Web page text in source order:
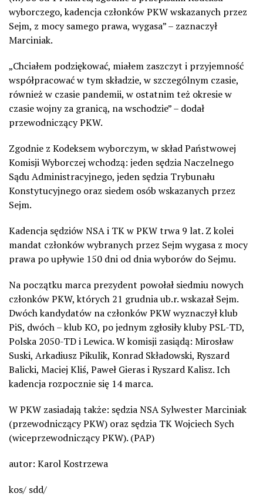
wyborczego, kadencja członków PKW wskazanych przez
Sejm, z mocy samego prawa, wygasa” – zaznaczył
Marciniak.
„Chciałem podziękować, miałem zaszczyt i przyjemność
współpracować w tym składzie, w szczególnym czasie,
również w czasie pandemii, w ostatnim też okresie w
czasie wojny za granicą, na wschodzie” – dodał
przewodniczący PKW.
Zgodnie z Kodeksem wyborczym, w skład Państwowej
Komisji Wyborczej wchodzą: jeden sędzia Naczelnego
Sądu Administracyjnego, jeden sędzia Trybunału
Konstytucyjnego oraz siedem osób wskazanych przez
Sejm.
Kadencja sędziów NSA i TK w PKW trwa 9 lat. Z kolei
mandat członków wybranych przez Sejm wygasa z mocy
prawa po upływie 150 dni od dnia wyborów do Sejmu.
Na początku marca prezydent powołał siedmiu nowych
członków PKW, których 21 grudnia ub.r. wskazał Sejm.
Dwóch kandydatów na członków PKW wyznaczył klub
PiS, dwóch – klub KO, po jednym zgłosiły kluby PSL-TD,
Polska 2050-TD i Lewica. W komisji zasiądą: Mirosław
Suski, Arkadiusz Pikulik, Konrad Składowski, Ryszard
Balicki, Maciej Kliś, Paweł Gieras i Ryszard Kalisz. Ich
kadencja rozpocznie się 14 marca.
W PKW zasiadają także: sędzia NSA Sylwester Marciniak
(przewodniczący PKW) oraz sędzia TK Wojciech Sych
(wiceprzewodniczący PKW). (PAP)
autor: Karol Kostrzewa
kos/ sdd/